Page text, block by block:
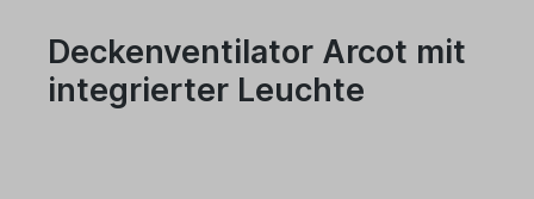
Deckenventilator Arcot mit
integrierter Leuchte